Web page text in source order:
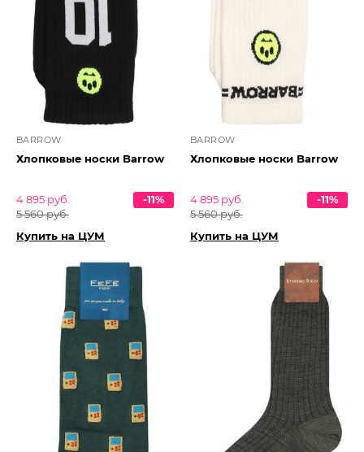
BARROW
Хлопковые носки Barrow
4 895 руб.
5 560 руб.
-11%
Купить на ЦУМ
BARROW
Хлопковые носки Barrow
4 895 руб.
5 560 руб.
-11%
Купить на ЦУМ